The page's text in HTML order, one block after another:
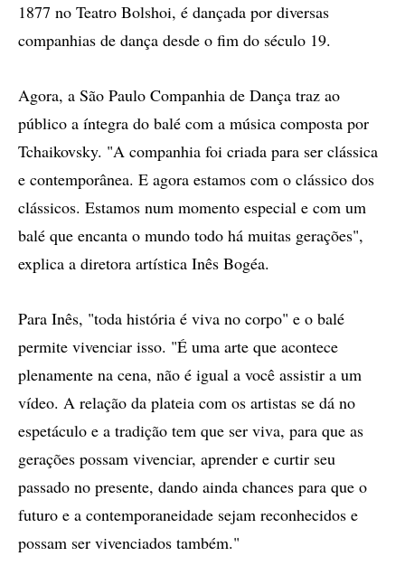
1877 no Teatro Bolshoi, é dançada por diversas
companhias de dança desde o fim do século 19.
Agora, a São Paulo Companhia de Dança traz ao
público a íntegra do balé com a música composta por
Tchaikovsky. "A companhia foi criada para ser clássica
e contemporânea. E agora estamos com o clássico dos
clássicos. Estamos num momento especial e com um
balé que encanta o mundo todo há muitas gerações",
explica a diretora artística Inês Bogéa.
Para Inês, "toda história é viva no corpo" e o balé
permite vivenciar isso. "É uma arte que acontece
plenamente na cena, não é igual a você assistir a um
vídeo. A relação da plateia com os artistas se dá no
espetáculo e a tradição tem que ser viva, para que as
gerações possam vivenciar, aprender e curtir seu
passado no presente, dando ainda chances para que o
futuro e a contemporaneidade sejam reconhecidos e
possam ser vivenciados também."